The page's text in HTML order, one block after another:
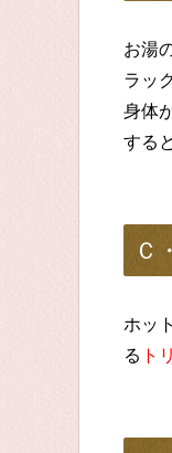
お湯
ラッ
身体
する
Ｃ
ホッ
る ト